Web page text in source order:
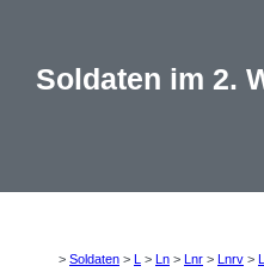
Soldaten im 2.
> Soldaten > L > Ln > Lnr > Lnrv >